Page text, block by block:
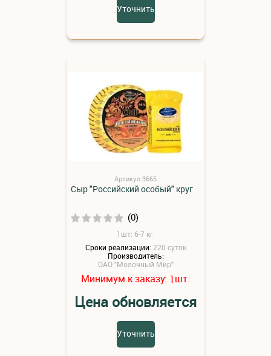
Уточнить
Артикул:3665
Сыр "Российский особый" круг
(0)
1шт: 6-7 кг.
Сроки реализации: 220 суток
Производитель:
ОАО "Молочный Мир"
Минимум к заказу: 1шт.
Цена обновляется
Уточнить